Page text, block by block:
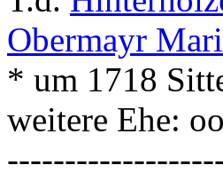
Obermayr
* um 1718
weitere Ehe: